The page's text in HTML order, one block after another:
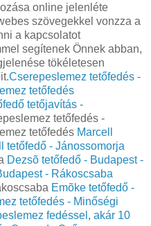
online jelenléte
szövegekkel vonzza a
a kapcsolatot
segítenek Önnek abban,
tökéletesen
‎Cserepeslemez tetőfedés -
tetőfedés
tetőjavítás -
tetőfedés -
tetőfedés Marcell
tetőfedő - Jánossomorja
Dezsõ tetőfedő - Budapest -
- Rákoscsaba
Emõke tetőfedő -
tetőfedés - Minőségi
fedéssel, akár 10